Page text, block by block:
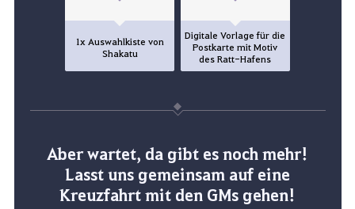
1x Auswahlkiste von
Shakatu
Digitale Vorlage für die
Postkarte mit Motiv
des Ratt-Hafens
Aber wartet, da gibt es noch mehr!
Lasst uns gemeinsam auf eine
Kreuzfahrt mit den GMs gehen!